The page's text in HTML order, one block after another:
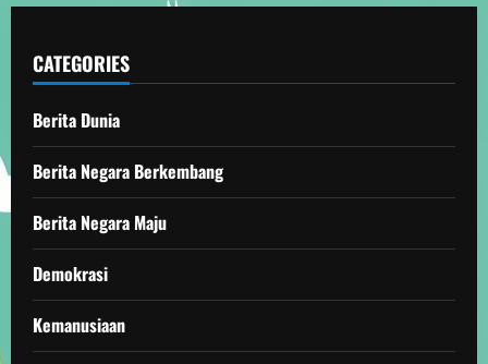
CATEGORIES
Berita Dunia
Berita Negara Berkembang
Berita Negara Maju
Demokrasi
Kemanusiaan